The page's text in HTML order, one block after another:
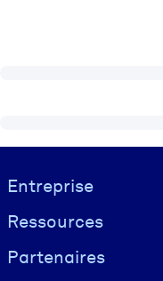
Visually hidden Text
Entreprise
Ressources
Partenaires